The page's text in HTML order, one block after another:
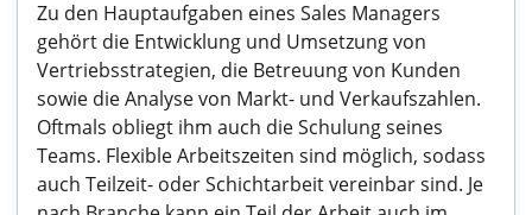
Zu den Hauptaufgaben eines Sales Managers
gehört die Entwicklung und Umsetzung von
Vertriebsstrategien, die Betreuung von Kunden
sowie die Analyse von Markt- und Verkaufszahlen.
Oftmals obliegt ihm auch die Schulung seines
Teams. Flexible Arbeitszeiten sind möglich, sodass
auch Teilzeit- oder Schichtarbeit vereinbar sind. Je